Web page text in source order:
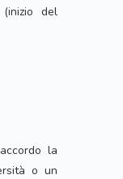
(inizio del
la
o un